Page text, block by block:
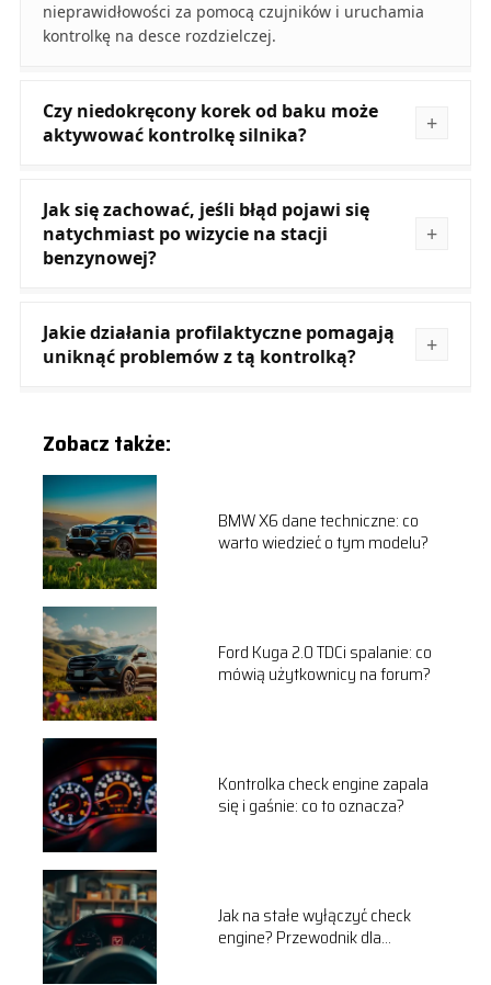
nieprawidłowości za pomocą czujników i uruchamia
kontrolkę na desce rozdzielczej.
Czy niedokręcony korek od baku może
aktywować kontrolkę silnika?
Jak się zachować, jeśli błąd pojawi się
natychmiast po wizycie na stacji
benzynowej?
Jakie działania profilaktyczne pomagają
uniknąć problemów z tą kontrolką?
Zobacz także:
BMW X6 dane techniczne: co
warto wiedzieć o tym modelu?
Ford Kuga 2.0 TDCi spalanie: co
mówią użytkownicy na forum?
Kontrolka check engine zapala
się i gaśnie: co to oznacza?
Jak na stałe wyłączyć check
engine? Przewodnik dla